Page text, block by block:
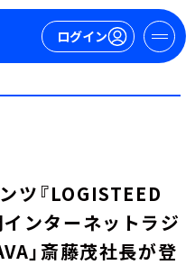
ログイン
ツ『LOGISTEED
ンターネットラジ
」斎藤茂社長が登